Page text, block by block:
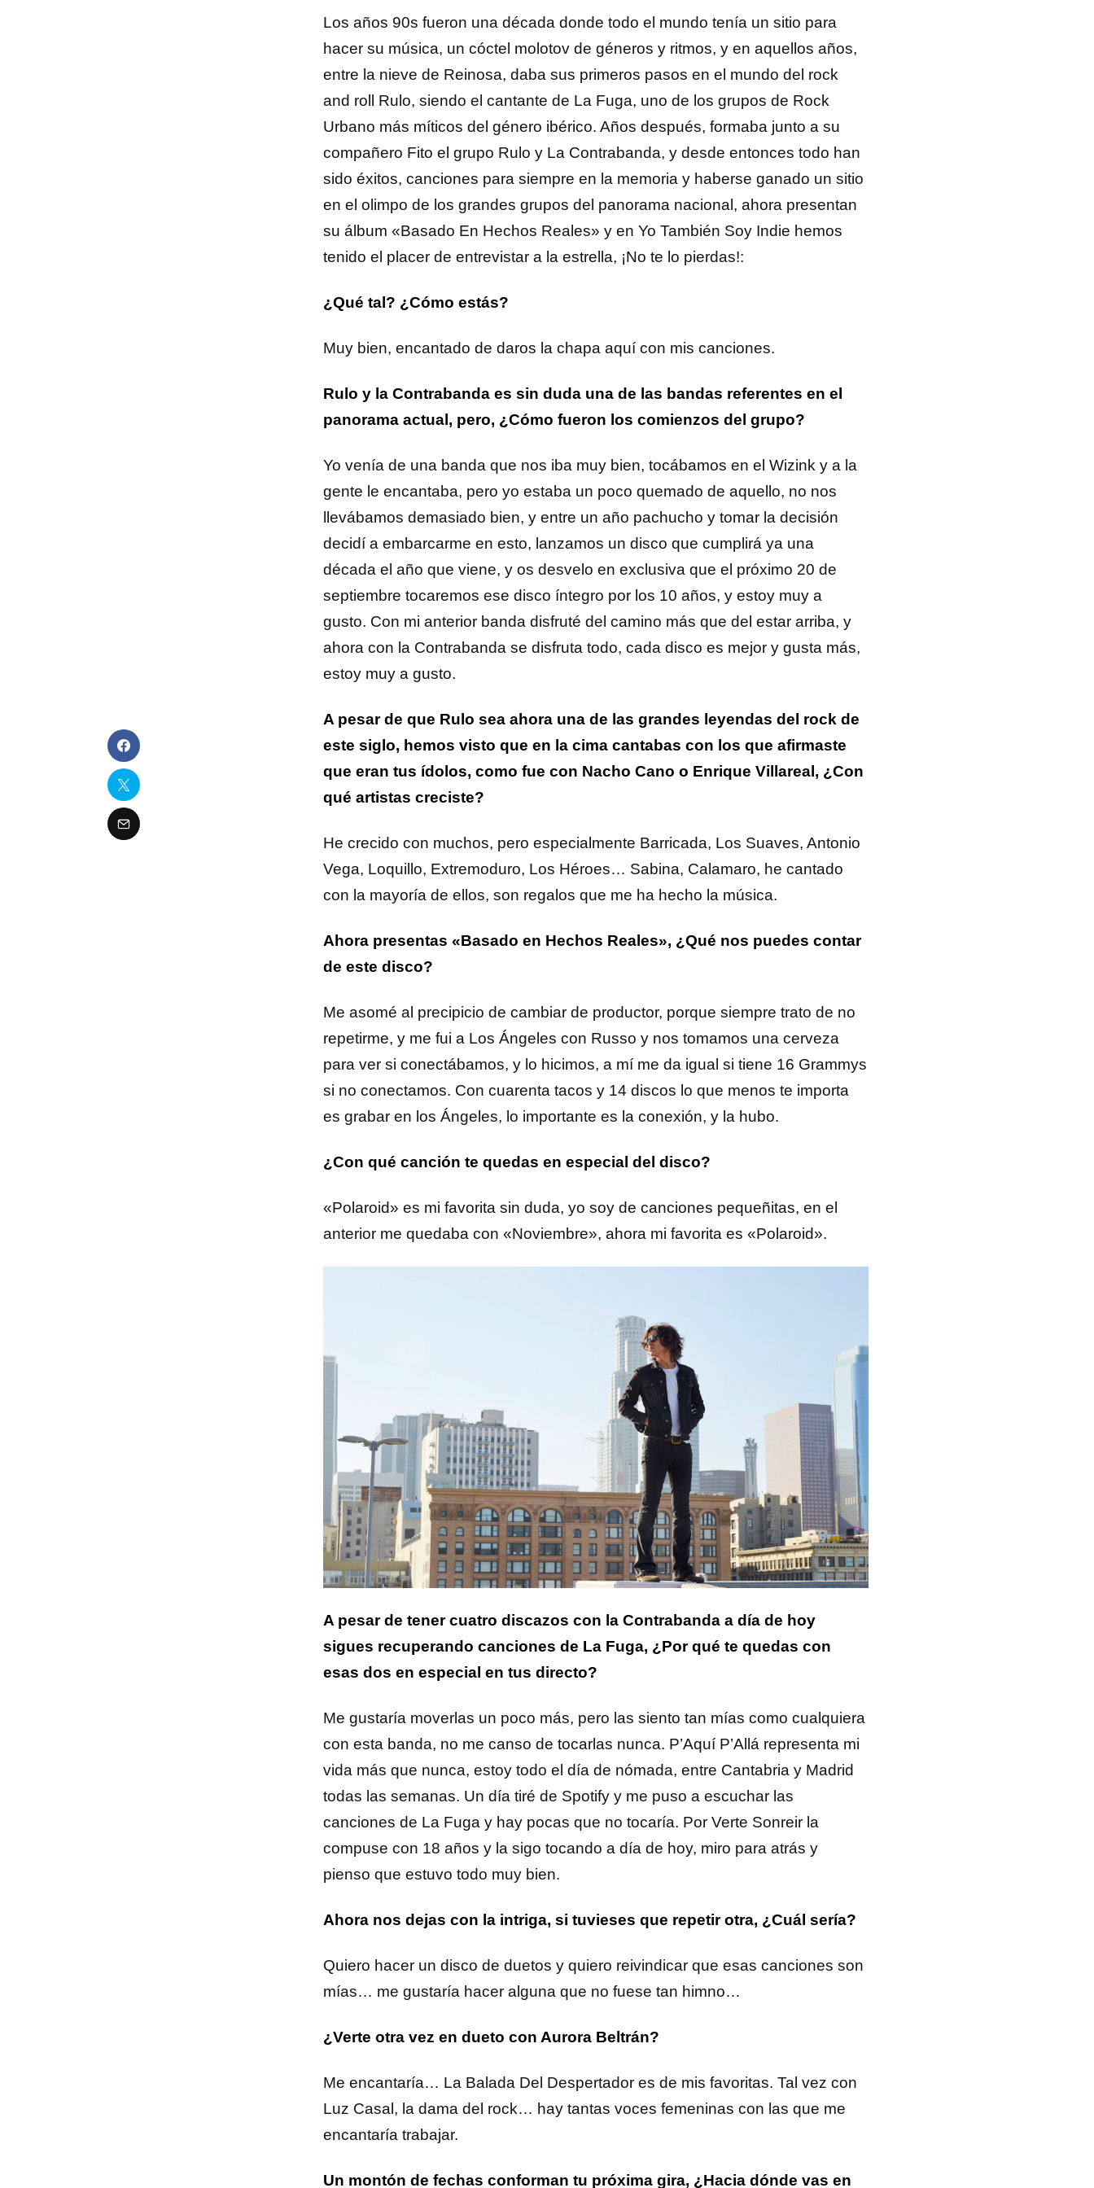
Los años 90s fueron una década donde todo el mundo tenía un sitio para
hacer su música, un cóctel molotov de géneros y ritmos, y en aquellos años,
entre la nieve de Reinosa, daba sus primeros pasos en el mundo del rock
and roll Rulo, siendo el cantante de La Fuga, uno de los grupos de Rock
Urbano más míticos del género ibérico. Años después, formaba junto a su
compañero Fito el grupo Rulo y La Contrabanda, y desde entonces todo han
sido éxitos, canciones para siempre en la memoria y haberse ganado un sitio
en el olimpo de los grandes grupos del panorama nacional, ahora presentan
su álbum «Basado En Hechos Reales» y en Yo También Soy Indie hemos
tenido el placer de entrevistar a la estrella, ¡No te lo pierdas!:
¿Qué tal? ¿Cómo estás?
Muy bien, encantado de daros la chapa aquí con mis canciones.
Rulo y la Contrabanda es sin duda una de las bandas referentes en el
panorama actual, pero, ¿Cómo fueron los comienzos del grupo?
Yo venía de una banda que nos iba muy bien, tocábamos en el Wizink y a la
gente le encantaba, pero yo estaba un poco quemado de aquello, no nos
llevábamos demasiado bien, y entre un año pachucho y tomar la decisión
decidí a embarcarme en esto, lanzamos un disco que cumplirá ya una
década el año que viene, y os desvelo en exclusiva que el próximo 20 de
septiembre tocaremos ese disco íntegro por los 10 años, y estoy muy a
gusto. Con mi anterior banda disfruté del camino más que del estar arriba, y
ahora con la Contrabanda se disfruta todo, cada disco es mejor y gusta más,
estoy muy a gusto.
A pesar de que Rulo sea ahora una de las grandes leyendas del rock de
este siglo, hemos visto que en la cima cantabas con los que afirmaste
que eran tus ídolos, como fue con Nacho Cano o Enrique Villareal, ¿Con
qué artistas creciste?
He crecido con muchos, pero especialmente Barricada, Los Suaves, Antonio
Vega, Loquillo, Extremoduro, Los Héroes… Sabina, Calamaro, he cantado
con la mayoría de ellos, son regalos que me ha hecho la música.
Ahora presentas «Basado en Hechos Reales», ¿Qué nos puedes contar
de este disco?
Me asomé al precipicio de cambiar de productor, porque siempre trato de no
repetirme, y me fui a Los Ángeles con Russo y nos tomamos una cerveza
para ver si conectábamos, y lo hicimos, a mí me da igual si tiene 16 Grammys
si no conectamos. Con cuarenta tacos y 14 discos lo que menos te importa
es grabar en los Ángeles, lo importante es la conexión, y la hubo.
¿Con qué canción te quedas en especial del disco?
«Polaroid» es mi favorita sin duda, yo soy de canciones pequeñitas, en el
anterior me quedaba con «Noviembre», ahora mi favorita es «Polaroid».
A pesar de tener cuatro discazos con la Contrabanda a día de hoy
sigues recuperando canciones de La Fuga, ¿Por qué te quedas con
esas dos en especial en tus directo?
Me gustaría moverlas un poco más, pero las siento tan mías como cualquiera
con esta banda, no me canso de tocarlas nunca. P’Aquí P’Allá representa mi
vida más que nunca, estoy todo el día de nómada, entre Cantabria y Madrid
todas las semanas. Un día tiré de Spotify y me puso a escuchar las
canciones de La Fuga y hay pocas que no tocaría. Por Verte Sonreir la
compuse con 18 años y la sigo tocando a día de hoy, miro para atrás y
pienso que estuvo todo muy bien.
Ahora nos dejas con la intriga, si tuvieses que repetir otra, ¿Cuál sería?
Quiero hacer un disco de duetos y quiero reivindicar que esas canciones son
mías… me gustaría hacer alguna que no fuese tan himno…
¿Verte otra vez en dueto con Aurora Beltrán?
Me encantaría… La Balada Del Despertador es de mis favoritas. Tal vez con
Luz Casal, la dama del rock… hay tantas voces femeninas con las que me
encantaría trabajar.
Un montón de fechas conforman tu próxima gira, ¿Hacia dónde vas en